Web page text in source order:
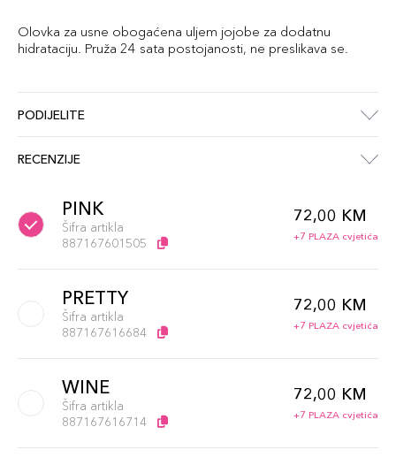
Olovka za usne obogaćena uljem jojobe za dodatnu
hidrataciju. Pruža 24 sata postojanosti, ne preslikava se.
PODIJELITE
RECENZIJE
PINK
Šifra artikla
887167601505
72,00 KM
+7 PLAZA cvjetića
PRETTY
Šifra artikla
887167616684
72,00 KM
+7 PLAZA cvjetića
WINE
Šifra artikla
887167616714
72,00 KM
+7 PLAZA cvjetića